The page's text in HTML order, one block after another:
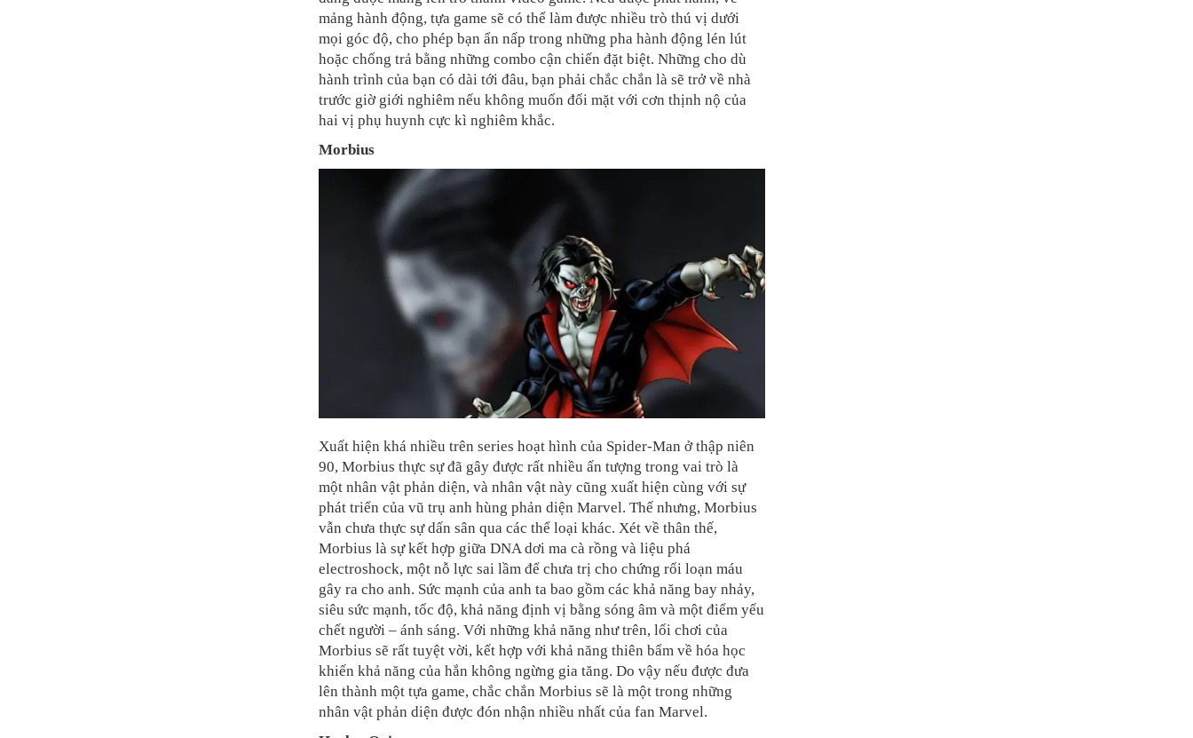
mảng hành động, tựa game sẽ có thể làm được nhiều trò thú vị dưới
mọi góc độ, cho phép bạn ẩn nấp trong những pha hành động lén lút
hoặc chống trả bằng những combo cận chiến đặt biệt. Những cho dù
hành trình của bạn có dài tới đâu, bạn phải chắc chắn là sẽ trở về nhà
trước giờ giới nghiêm nếu không muốn đối mặt với cơn thịnh nộ của
hai vị phụ huynh cực kì nghiêm khắc.
Morbius
Xuất hiện khá nhiều trên series hoạt hình của Spider-Man ở thập niên
90, Morbius thực sự đã gây được rất nhiều ấn tượng trong vai trò là
một nhân vật phản diện, và nhân vật này cũng xuất hiện cùng với sự
phát triển của vũ trụ anh hùng phản diện Marvel. Thế nhưng, Morbius
vẫn chưa thực sự dấn sân qua các thể loại khác. Xét về thân thế,
Morbius là sự kết hợp giữa DNA dơi ma cà rồng và liệu phá
electroshock, một nỗ lực sai lầm để chưa trị cho chứng rối loạn máu
gây ra cho anh. Sức mạnh của anh ta bao gồm các khả năng bay nhảy,
siêu sức mạnh, tốc độ, khả năng định vị bằng sóng âm và một điểm yếu
chết người – ánh sáng. Với những khả năng như trên, lối chơi của
Morbius sẽ rất tuyệt vời, kết hợp với khả năng thiên bẩm về hóa học
khiến khả năng của hắn không ngừng gia tăng. Do vậy nếu được đưa
lên thành một tựa game, chắc chắn Morbius sẽ là một trong những
nhân vật phản diện được đón nhận nhiều nhất của fan Marvel.